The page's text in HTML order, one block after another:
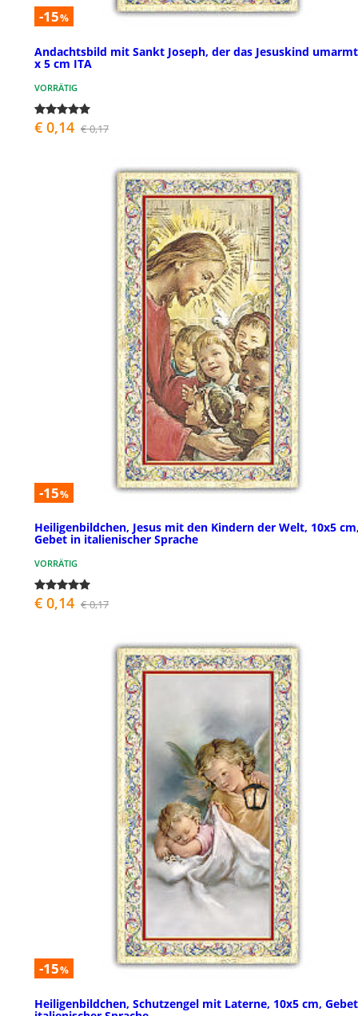
-15%
Andachtsbild mit Sankt Joseph, der das Jesuskind
x 5 cm ITA
VORRÄTIG
€ 0,14 € 0,17
-15%
Heiligenbildchen, Jesus mit den Kindern der Welt, 10x5
Gebet in italienischer Sprache
VORRÄTIG
€ 0,14 € 0,17
-15%
Heiligenbildchen, Schutzengel mit Laterne, 10x5 cm,